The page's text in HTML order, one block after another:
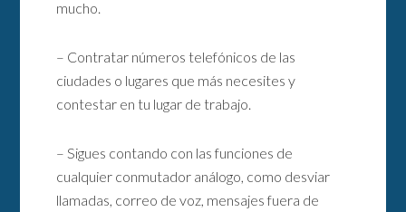
mucho.
– Contratar números telefónicos de las
ciudades o lugares que más necesites y
contestar en tu lugar de trabajo.
– Sigues contando con las funciones de
cualquier conmutador análogo, como desviar
llamadas, correo de voz, mensajes fuera de